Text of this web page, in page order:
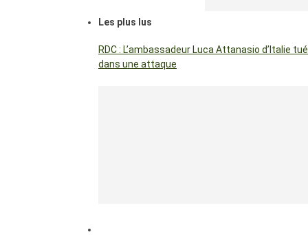
Les plus lus
RDC : L’ambassadeur Luca Attanasio d’Italie tué
dans une attaque